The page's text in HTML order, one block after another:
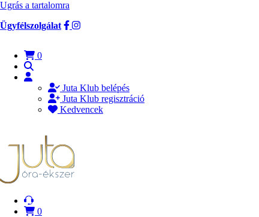
Ugrás a tartalomra
Ügyfélszolgálat
0
Juta Klub belépés
Juta Klub regisztráció
Kedvencek
0